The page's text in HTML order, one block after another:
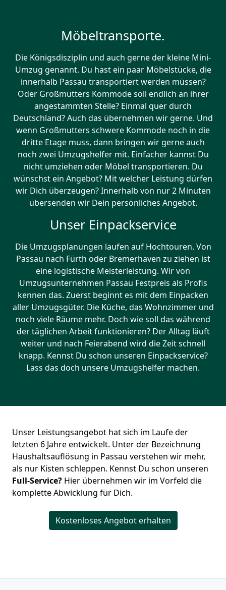
Möbeltransporte.
Die Königsdisziplin und auch gerne der kleine Mini-
Umzug genannt. Du hast ein paar Möbelstücke, die
innerhalb Passau transportiert werden müssen?
Oder Großmutters Kommode soll endlich an ihrer
angestammten Stelle? Einmal quer durch
Deutschland? Auch das übernehmen wir gerne. Und
wenn Großmutters schwere Kommode noch in die
dritte Etage muss, dann bringen wir gerne auch
noch zwei Umzugshelfer mit. Einfacher kannst Du
nicht umziehen oder Möbel transportieren. Du
wünschst ein Angebot? Mit welcher Leistung dürfen
wir Dich überzeugen? Innerhalb von nur 2 Minuten
übersenden wir Dein persönliches Angebot.
Unser Einpackservice
Die Umzugsplanungen laufen auf Hochtouren. Von
Passau nach Fürth oder Bremer­haven zu ziehen ist
eine logistische Meisterleistung. Wir von
Umzugsunternehmen Passau Festpreis als Profis
kennen das. Zuerst beginnt es mit dem Einpacken
aller Umzugsgüter. Die Küche, das Wohnzimmer und
noch viele Räume mehr. Doch wie soll das während
der täglichen Arbeit funktionieren? Der Alltag läuft
weiter und nach Feierabend wird die Zeit schnell
knapp. Kennst Du schon unseren Einpackservice?
Lass das doch unsere Umzugshelfer machen.
Unser Leistungsangebot hat sich im Laufe der
letzten 6 Jahre entwickelt. Unter der Bezeichnung
Haushaltsauflösung in Passau verstehen wir mehr,
als nur Kisten schleppen. Kennst Du schon unseren
Full-Service? Hier übernehmen wir im Vorfeld die
komplette Abwicklung für Dich.
Kostenloses Angebot erhalten